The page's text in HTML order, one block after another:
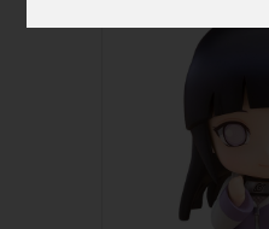
FIGURINES POP MARVEL
FIGURINES POP MUSIQUE
FIGURINES POP SÉRIE TV
FIGURINES POP AUTRES FILMS
FIGURINES POP SPORTS